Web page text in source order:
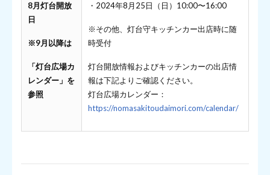
8月灯台開放
日
※9月以降は
「灯台広場カ
レンダー」を
参照
・2024年8月25日（日）10:00〜16:00
※その他、灯台守キッチンカー出店時に随
時受付
灯台開放情報およびキッチンカーの出店情
報は下記よりご確認ください。
灯台広場カレンダー：
https://nomasakitoudaimori.com/calendar/